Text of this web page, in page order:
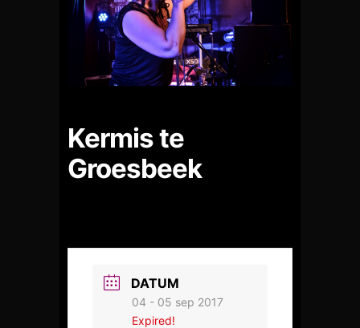
Kermis te
Groesbeek
DATUM
04 - 05 sep 2017
Expired!